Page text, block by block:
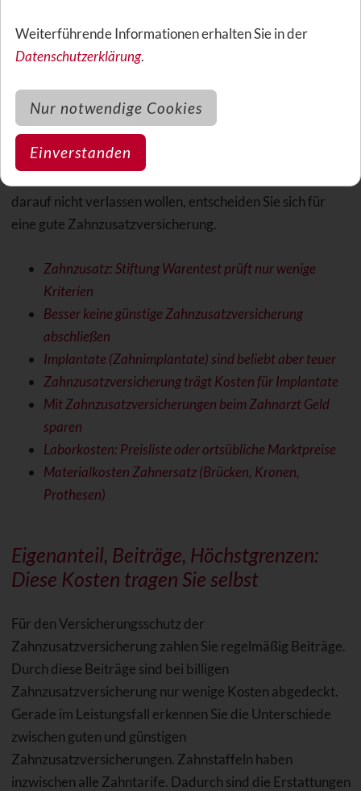
Eine Behandlung beim Zahnarzt mag niemand. Achten Sie
darauf, dass Sie nicht auch noch auf hohen Kosten sitzen
bleiben. Mit einer guten Zahnzusatzversicherung sind Sie
finanziell abgesichert. Ihre Zahnzusatzversicherung
übernimmt die Kosten für hochwertigen Zahnersatz und
zahlt die regelmäßige professionelle Zahnreinigung. Am
darauf nicht verlassen wollen, entscheiden Sie sich für
eine gute Zahnzusatzversicherung.
Zahnzusatz: Stiftung Warentest prüft nur wenige
Kriterien
Besser keine günstige Zahnzusatzversicherung
abschließen
Implantate (Zahnimplantate) sind beliebt aber teuer
Zahnzusatzversicherung trägt Kosten für Implantate
Mit Zahnzusatzversicherungen beim Zahnarzt Geld
sparen
Laborkosten: Preisliste oder ortsübliche Marktpreise
Materialkosten Zahnersatz (Brücken, Kronen,
Prothesen)
Eigenanteil, Beiträge, Höchstgrenzen:
Diese Kosten tragen Sie selbst
Für den Versicherungsschutz der
Zahnzusatzversicherung zahlen Sie regelmäßig Beiträge.
Durch diese Beiträge sind bei billigen
Zahnzusatzversicherung nur wenige Kosten abgedeckt.
Gerade im Leistungsfall erkennen Sie die Unterschiede
zwischen guten und günstigen
Zahnzusatzversicherungen. Zahnstaffeln haben
inzwischen alle Zahntarife. Dadurch sind die Erstattungen
Weiterführende Informationen erhalten Sie in der
Datenschutzerklärung.
Nur notwendige Cookies
Einverstanden